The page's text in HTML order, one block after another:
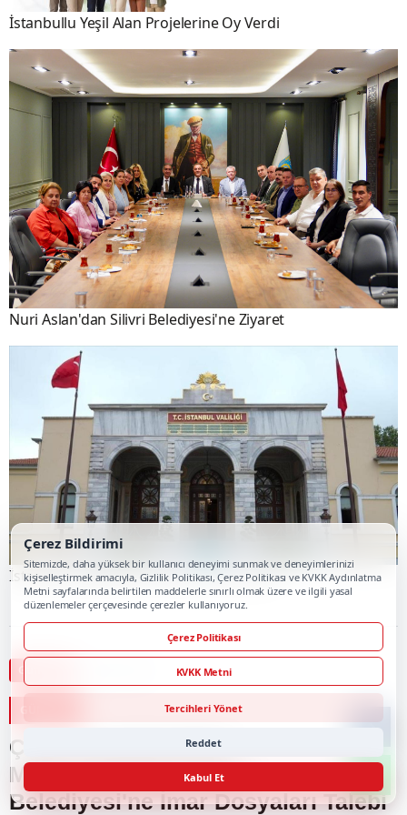
İstanbullu Yeşil Alan Projelerine Oy Verdi
Nuri Aslan'dan Silivri Belediyesi'ne Ziyaret
İstanbul Valiliğinden dolandırıcılık uyarısı
Çevre ve Şehircilik İl
Müdürlüğü'nden Silivri
Belediyesi'ne İmar Dosyaları Talebi
Çerez Bildirimi
Sitemizde, daha yüksek bir kullanıcı deneyimi sunmak ve deneyimlerinizi
kişiselleştirmek amacıyla, Gizlilik Politikası, Çerez Politikası ve KVKK Aydınlatma
Metni sayfalarında belirtilen maddelerle sınırlı olmak üzere ve ilgili yasal
düzenlemeler çerçevesinde çerezler kullanıyoruz.
Çerez Politikası
KVKK Metni
Tercihleri Yönet
Reddet
Kabul Et